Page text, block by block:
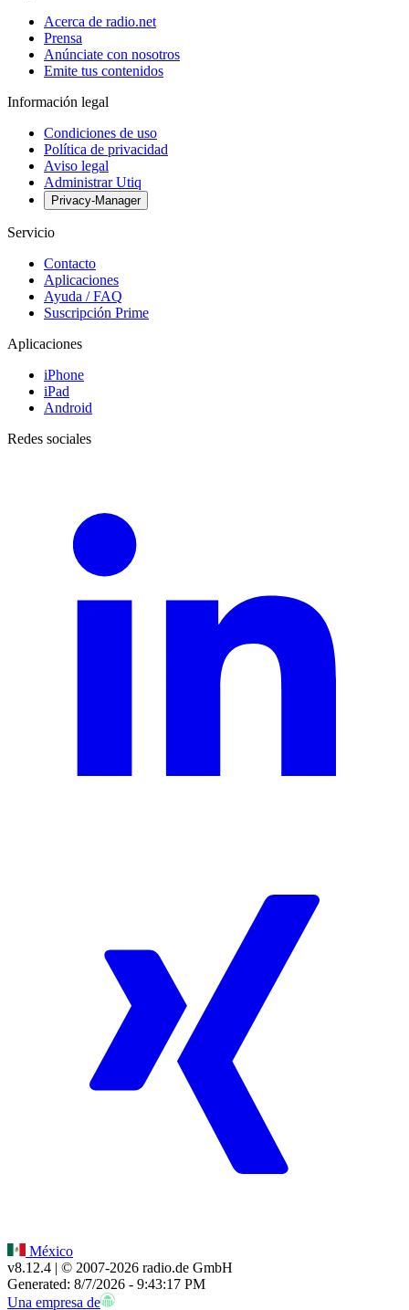
Acerca de radio.net
Prensa
Anúnciate con nosotros
Emite tus contenidos
Información legal
Condiciones de uso
Política de privacidad
Aviso legal
Administrar Utiq
Privacy-Manager
Servicio
Contacto
Aplicaciones
Ayuda / FAQ
Suscripción Prime
Aplicaciones
iPhone
iPad
Android
Redes sociales
México
v8.12.4 | © 2007-2026 radio.de GmbH
Generated: 8/7/2026 - 9:43:17 PM
Una empresa de